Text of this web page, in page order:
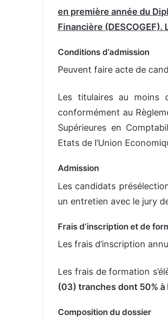
en première année du
Financière (DESCOGEF).
Conditions d’admission
Peuvent faire acte de
Les titulaires au moins
conformément au
Supérieures en
Etats de l’Union
Admission
Les candidats
un entretien avec le jury
Frais d’inscription et de
Les frais d’inscription
Les frais de formation
(03) tranches dont 50% à
Composition du dossier